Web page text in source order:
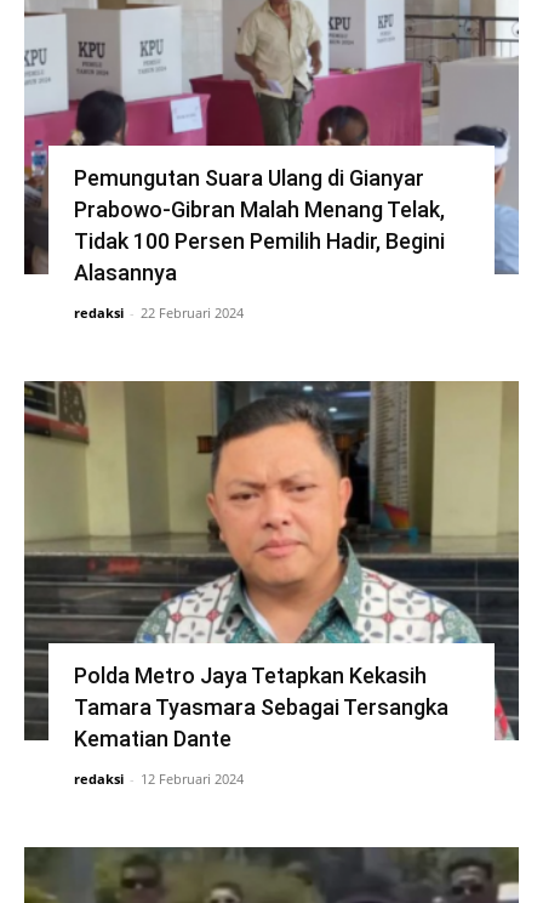
Pemungutan Suara Ulang di Gianyar
Prabowo-Gibran Malah Menang Telak,
Tidak 100 Persen Pemilih Hadir, Begini
Alasannya
redaksi - 22 Februari 2024
Polda Metro Jaya Tetapkan Kekasih
Tamara Tyasmara Sebagai Tersangka
Kematian Dante
redaksi - 12 Februari 2024